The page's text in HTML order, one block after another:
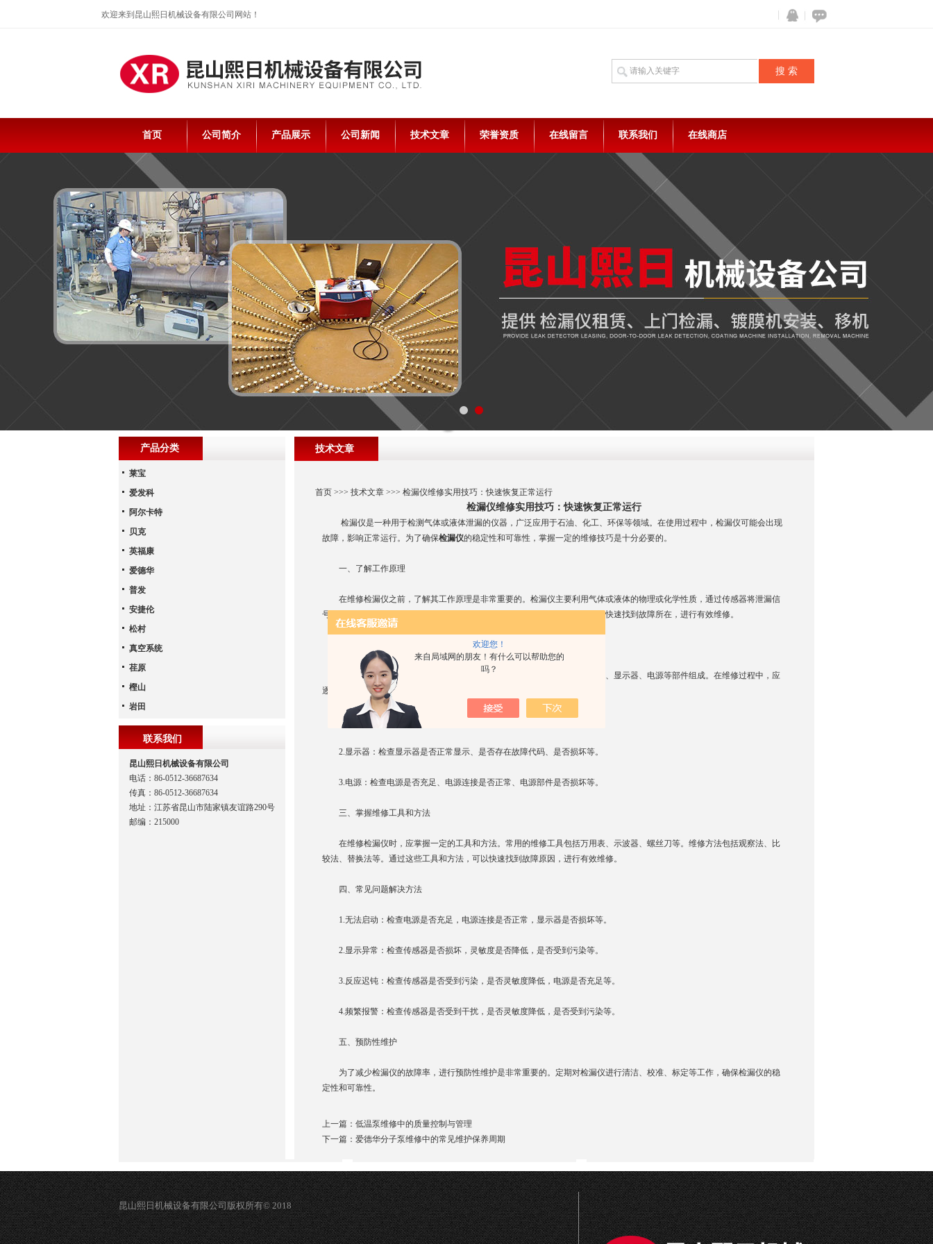
欢迎您！
来自局域网的朋友！有什么可以帮助您的
吗？
欢迎来到昆山熙日机械设备有限公司网站！
在线咨
首页 公司简介 产品展示 公司新闻 技术文章 荣誉资质 在线留言 联系我们 在线商店
技术文章
首页>>> 技术文章>>> 检漏仪维修实用技巧：快速恢复正常运行
检漏仪维修实用技巧：快速恢复正常运行
检漏仪是一种用于检测气体或液体泄漏的仪器，广泛应用于石油、化工、环保等领域。在使用过程中，检漏仪可能会出现
故障，影响正常运行。为了确保检漏仪的稳定性和可靠性，掌握一定的维修技巧是十分必要的。
一、了解工作原理
在维修检漏仪之前，了解其工作原理是非常重要的。检漏仪主要利用气体或液体的物理或化学性质，通过传感器将泄漏信
号转换为电信号，再通过显示器显示泄漏情况。根据检漏仪的工作原理，可以快速找到故障所在，进行有效维修。
熟悉检漏仪的结构和部件有助于快速找到故障原因。检漏仪主要由传感器、显示器、电源等部件组成。在维修过程中，应
逐一检查这些部件，确定故障位置。
1.传感器：检查传感器是否损坏、灵敏度是否降低、是否受到污染等。
2.显示器：检查显示器是否正常显示、是否存在故障代码、是否损坏等。
3.电源：检查电源是否充足、电源连接是否正常、电源部件是否损坏等。
三、掌握维修工具和方法
在维修检漏仪时，应掌握一定的工具和方法。常用的维修工具包括万用表、示波器、螺丝刀等。维修方法包括观察法、比
较法、替换法等。通过这些工具和方法，可以快速找到故障原因，进行有效维修。
四、常见问题解决方法
1.无法启动：检查电源是否充足，电源连接是否正常，显示器是否损坏等。
2.显示异常：检查传感器是否损坏，灵敏度是否降低，是否受到污染等。
3.反应迟钝：检查传感器是否受到污染，是否灵敏度降低，电源是否充足等。
4.频繁报警：检查传感器是否受到干扰，是否灵敏度降低，是否受到污染等。
五、预防性维护
为了减少检漏仪的故障率，进行预防性维护是非常重要的。定期对检漏仪进行清洁、校准、标定等工作，确保检漏仪的稳
定性和可靠性。
上一篇： 低温泵维修中的质量控制与管理
下一篇： 爱德华分子泵维修中的常见维护保养周期
产品分类
莱宝
爱发科
阿尔卡特
贝克
英福康
爱德华
普发
安捷伦
松村
真空系统
荏原
樫山
岩田
联系我们
昆山熙日机械设备有限公司
电话：86-0512-36687634
传真：86-0512-36687634
地址：江苏省昆山市陆家镇友谊路290号
邮编：215000
昆山熙日机械设备有限公司版权所有© 2018